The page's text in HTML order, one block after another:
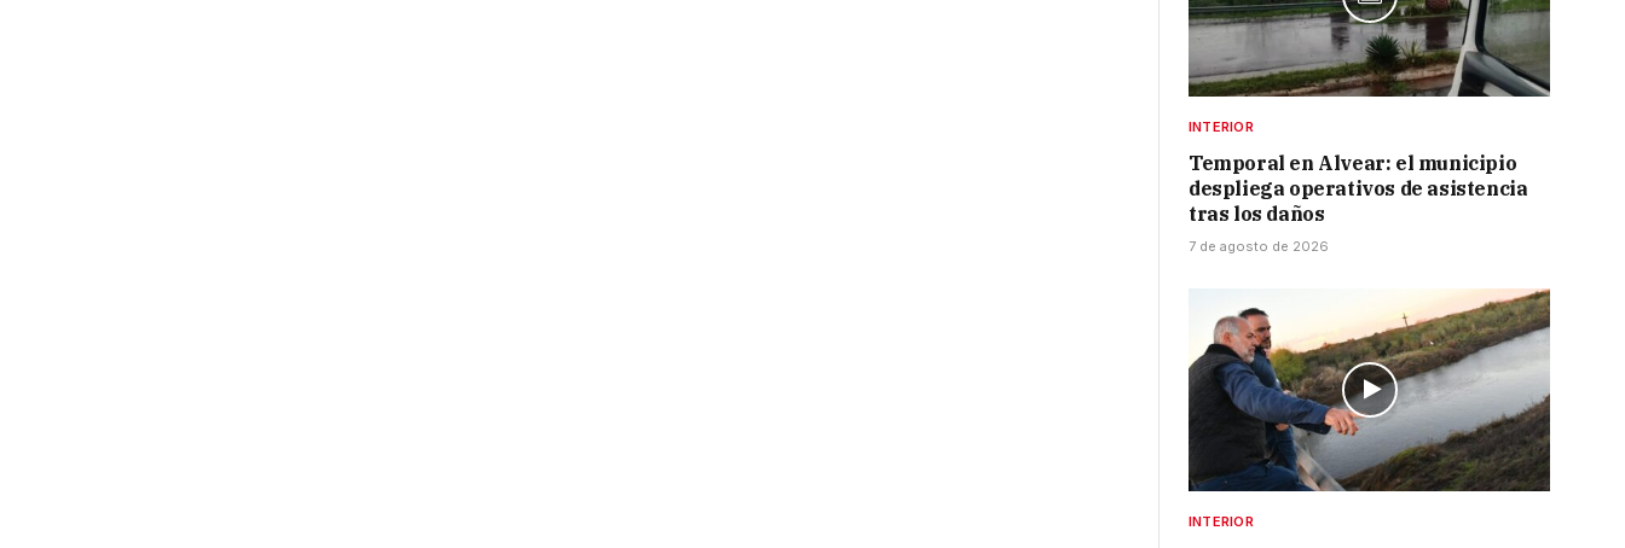
INTERIOR
Temporal en Alvear: el municipio
despliega operativos de asistencia
tras los daños
7 de agosto de 2026
INTERIOR